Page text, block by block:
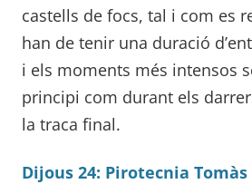
castells de focs, tal i com es
han de tenir una duració
i els moments més intensos
principi com durant els
la traca final.
Dijous 24: Pirotecnia